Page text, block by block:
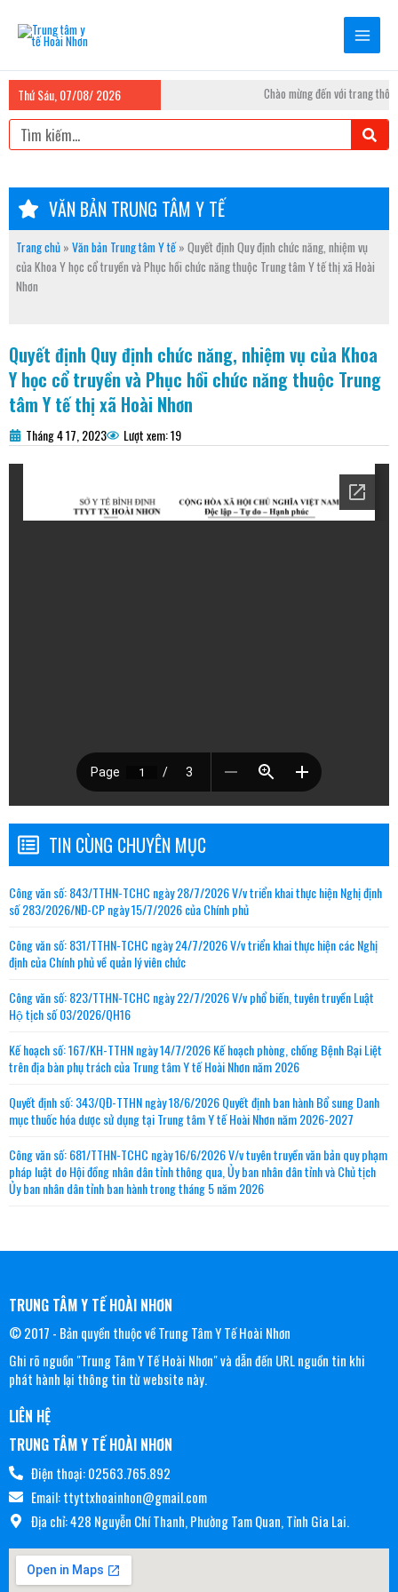
dung
Thứ Sáu, 07/08/ 2026
Chào mừng đến với trang
Tìm
kiếm
VĂN BẢN TRUNG TÂM Y TẾ
Trang chủ » Văn bản Trung tâm Y tế» Quyết định Quy định chức năng, nhiệm vụ
của Khoa Y học cổ truyền và Phục hồi chức năng thuộc Trung tâm Y tế thị xã Hoài
Nhơn
Quyết định Quy định chức năng, nhiệm vụ của Khoa
Y học cổ truyền và Phục hồi chức năng thuộc Trung
tâm Y tế thị xã Hoài Nhơn
Tháng 4 17, 2023 Lượt xem: 19
TIN CÙNG CHUYÊN MỤC
Công văn số: 843/TTHN-TCHC ngày 28/7/2026 V/v triển khai thực hiện Nghị định
số 283/2026/NĐ-CP ngày 15/7/2026 của Chính phủ
Công văn số: 831/TTHN-TCHC ngày 24/7/2026 V/v triển khai thực hiện các Nghị
định của Chính phủ về quản lý viên chức
Công văn số: 823/TTHN-TCHC ngày 22/7/2026 V/v phổ biến, tuyên truyền Luật
Hộ tịch số 03/2026/QH16
Kế hoạch số: 167/KH-TTHN ngày 14/7/2026 Kế hoạch phòng, chống Bệnh Bại Liệt
trên địa bàn phụ trách của Trung tâm Y tế Hoài Nhơn năm 2026
Quyết định số: 343/QĐ-TTHN ngày 18/6/2026 Quyết định ban hành Bổ sung Danh
mục thuốc hóa dược sử dụng tại Trung tâm Y tế Hoài Nhơn năm 2026-2027
Công văn số: 681/TTHN-TCHC ngày 16/6/2026 V/v tuyên truyền văn bản quy phạm
pháp luật do Hội đồng nhân dân tỉnh thông qua, Ủy ban nhân dân tỉnh và Chủ tịch
Ủy ban nhân dân tỉnh ban hành trong tháng 5 năm 2026
TRUNG TÂM Y TẾ HOÀI NHƠN
© 2017 - Bản quyền thuộc về Trung Tâm Y Tế Hoài Nhơn
Ghi rõ nguồn "Trung Tâm Y Tế Hoài Nhơn" và dẫn đến URL nguồn tin khi
phát hành lại thông tin từ website này.
LIÊN HỆ
TRUNG TÂM Y TẾ HOÀI NHƠN
Điện thoại: 02563.765.892
Email: ttyttxhoainhon@gmail.com
Địa chỉ: 428 Nguyễn Chí Thanh, Phường Tam Quan, Tỉnh Gia Lai.